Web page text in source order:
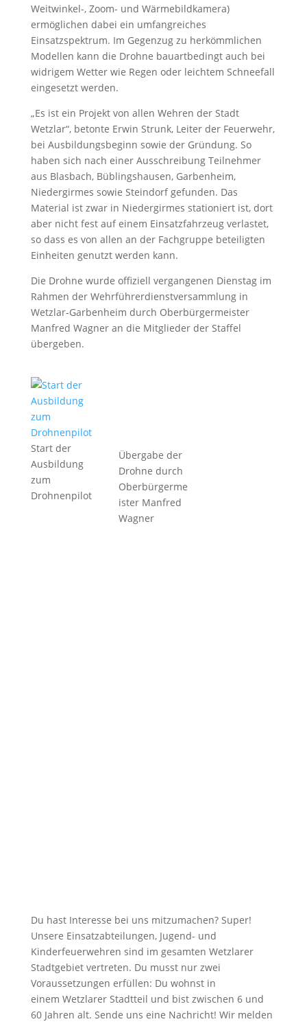
Weitwinkel-, Zoom- und Wärmebildkamera)
ermöglichen dabei ein umfangreiches
Einsatzspektrum. Im Gegenzug zu herkömmlichen
Modellen kann die Drohne bauartbedingt auch bei
widrigem Wetter wie Regen oder leichtem Schneefall
eingesetzt werden.
„Es ist ein Projekt von allen Wehren der Stadt
Wetzlar“, betonte Erwin Strunk, Leiter der Feuerwehr,
bei Ausbildungsbeginn sowie der Gründung. So
haben sich nach einer Ausschreibung Teilnehmer
aus Blasbach, Büblingshausen, Garbenheim,
Niedergirmes sowie Steindorf gefunden. Das
Material ist zwar in Niedergirmes stationiert ist, dort
aber nicht fest auf einem Einsatzfahrzeug verlastet,
so dass es von allen an der Fachgruppe beteiligten
Einheiten genutzt werden kann.
Die Drohne wurde offiziell vergangenen Dienstag im
Rahmen der Wehrführerdienstversammlung in
Wetzlar-Garbenheim durch Oberbürgermeister
Manfred Wagner an die Mitglieder der Staffel
übergeben.
Start der
Ausbildung
zum
Drohnenpilot
Übergabe der
Drohne durch
Oberbürgerme
ister Manfred
Wagner
Du hast Interesse bei uns mitzumachen? Super!
Unsere Einsatzabteilungen, Jugend- und
Kinderfeuerwehren sind im gesamten Wetzlarer
Stadtgebiet vertreten. Du musst nur zwei
Voraussetzungen erfüllen: Du wohnst in
einem Wetzlarer Stadtteil und bist zwischen 6 und
60 Jahren alt. Sende uns eine Nachricht! Wir melden